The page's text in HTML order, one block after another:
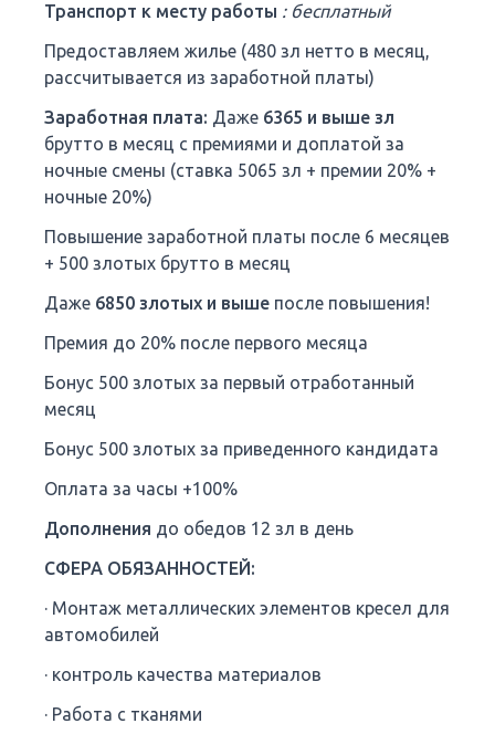
Транспорт к месту работы : бесплатный
Предоставляем жилье (480 зл нетто в месяц,
рассчитывается из заработной платы)
Заработная плата: Даже 6365 и выше зл
брутто в месяц с премиями и доплатой за
ночные смены (ставка 5065 зл + премии 20% +
ночные 20%)
Повышение заработной платы после 6 месяцев
+ 500 злотых брутто в месяц
Даже 6850 злотых и выше после повышения!
Премия до 20% после первого месяца
Бонус 500 злотых за первый отработанный
месяц
Бонус 500 злотых за приведенного кандидата
Оплата за часы +100%
Дополнения до обедов 12 зл в день
СФЕРА ОБЯЗАННОСТЕЙ:
· Монтаж металлических элементов кресел для
автомобилей
· контроль качества материалов
· Работа с тканями